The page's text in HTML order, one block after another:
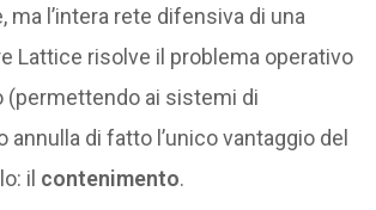
ma l’intera rete difensiva di una
Lattice risolve il problema operativo
(permettendo ai sistemi di
annulla di fatto l’unico vantaggio del
il contenimento.